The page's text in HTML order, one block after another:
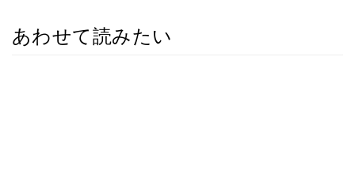
あわせて読みたい